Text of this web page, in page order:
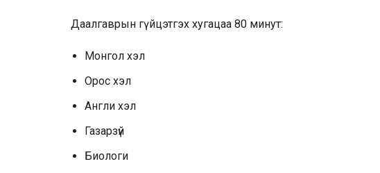
Даалгаврын гүйцэтгэх хугацаа 80 минут:
Монгол хэл
Орос хэл
Англи хэл
Газарзүй
Биологи